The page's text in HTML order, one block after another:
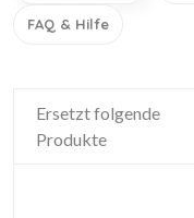
FAQ & Hilfe
Ersetzt folgende
Produkte